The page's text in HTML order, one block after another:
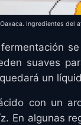
Ingredientes del
suaves
un
con un
En algunas